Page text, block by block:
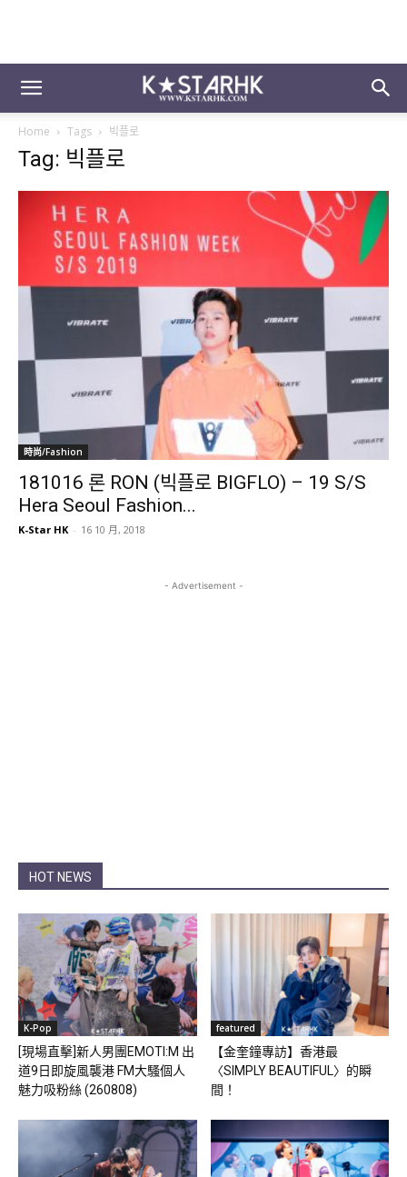
Home Tags 빅플로
Tag: 빅플로
時尚/Fashion
181016 론 RON (빅플로 BIGFLO) – 19 S/S
Hera Seoul Fashion...
K-Star HK - 16 10 月, 2018
- Advertisement -
HOT NEWS
K-Pop
[現場直擊]新人男團EMOTI:M 出
道9日即旋風襲港 FM大騷個人
魅力吸粉絲 (260808)
featured
【金奎鐘專訪】香港最
〈SIMPLY BEAUTIFUL〉的瞬
間！